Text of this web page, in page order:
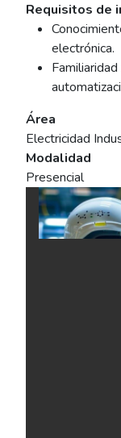
Requisitos de
electrónica.
Área
Electricidad
Modalidad
Presencial
Ficha del curso